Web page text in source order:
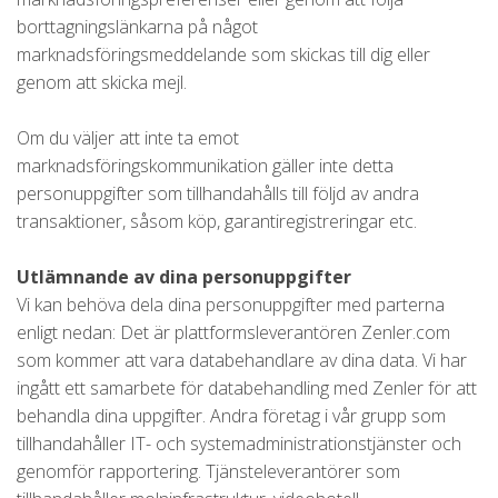
borttagningslänkarna på något
marknadsföringsmeddelande som skickas till dig eller
genom att skicka mejl.
Om du väljer att inte ta emot
marknadsföringskommunikation gäller inte detta
personuppgifter som tillhandahålls till följd av andra
transaktioner, såsom köp, garantiregistreringar etc.
Utlämnande av dina personuppgifter
Vi kan behöva dela dina personuppgifter med parterna
enligt nedan: Det är plattformsleverantören Zenler.com
som kommer att vara databehandlare av dina data. Vi har
ingått ett samarbete för databehandling med Zenler för att
behandla dina uppgifter. Andra företag i vår grupp som
tillhandahåller IT- och systemadministrationstjänster och
genomför rapportering. Tjänsteleverantörer som